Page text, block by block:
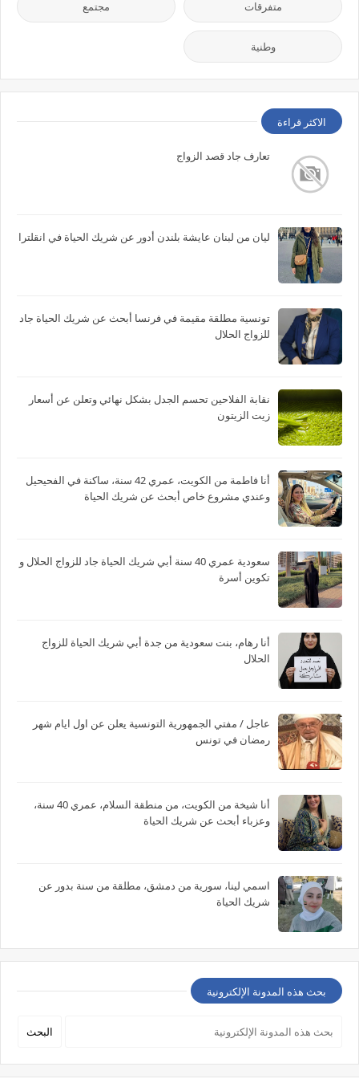
متفرقات مجتمع
وطنية
الاكثر قراءة
تعارف جاد قصد الزواج
ليان من لبنان عايشة بلندن أدور عن شريك الحياة في انقلترا
تونسية مطلقة مقيمة في فرنسا أبحث عن شريك الحياة جاد
للزواج الحلال
نقابة الفلاحين تحسم الجدل بشكل نهائي وتعلن عن أسعار
زيت الزيتون
أنا فاطمة من الكويت، عمري 42 سنة، ساكنة في الفحيحيل
وعندي مشروع خاص أبحث عن شريك الحياة
سعودية عمري 40 سنة أبي شريك الحياة جاد للزواج الحلال و
تكوين أسرة
أنا رهام، بنت سعودية من جدة أبي شريك الحياة للزواج
الحلال
عاجل / مفتي الجمهورية التونسية يعلن عن اول ايام شهر
رمضان في تونس
أنا شيخة من الكويت، من منطقة السلام، عمري 40 سنة،
وعزباء أبحث عن شريك الحياة
اسمي لينا، سورية من دمشق، مطلقة من سنة بدور عن
شريك الحياة
بحث هذه المدونة الإلكترونية